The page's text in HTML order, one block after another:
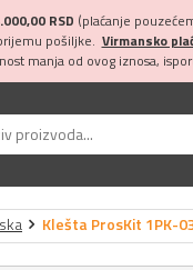
RSD (plaćanje
pošiljke. Virmansko
manja od ovog iznosa,
Klešta ProsKit 1PK-